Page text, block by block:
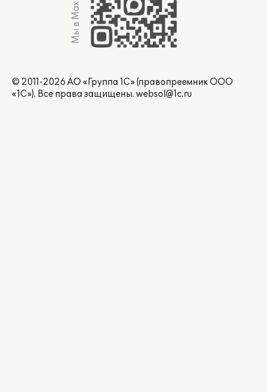
Мы в Max
© 2011-2026 АО «Группа 1С» (правопреемник ООО
«1С»). Все права защищены. websol@1c.ru